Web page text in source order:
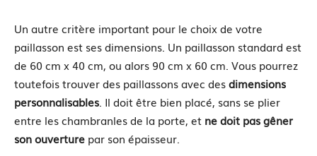
Un autre critère important pour le choix de votre
paillasson est ses dimensions. Un paillasson standard est
de 60 cm x 40 cm, ou alors 90 cm x 60 cm. Vous pourrez
toutefois trouver des paillassons avec desdimensions
personnalisables. Il doit être bien placé, sans se plier
entre les chambranles de la porte, et ne doit pas gêner
son ouverture par son épaisseur.